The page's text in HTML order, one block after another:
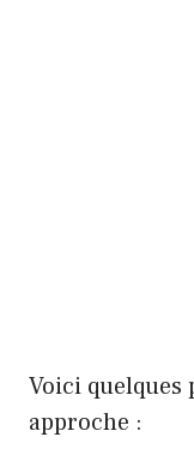
Voici quelques
approche :